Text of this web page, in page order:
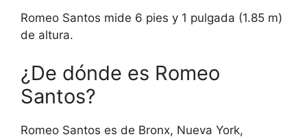
Romeo Santos mide 6 pies y 1 pulgada (1.85 m)
de altura.
¿De dónde es Romeo
Santos?
Romeo Santos es de Bronx, Nueva York,